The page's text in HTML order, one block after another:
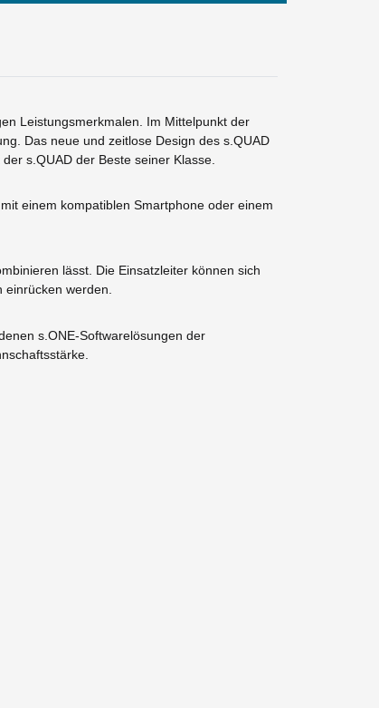
Leistungsmerkmalen. Im Mittelpunkt der
Das neue und zeitlose Design des s.QUAD
s.QUAD der Beste seiner Klasse.
einem kompatiblen Smartphone oder einem
lässt. Die Einsatzleiter können sich
werden.
s.ONE-Softwarelösungen der